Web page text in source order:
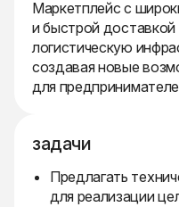
Маркетплейс с
и быстрой
логистическую
создавая новые
для
задачи
Предлагать
для реализации